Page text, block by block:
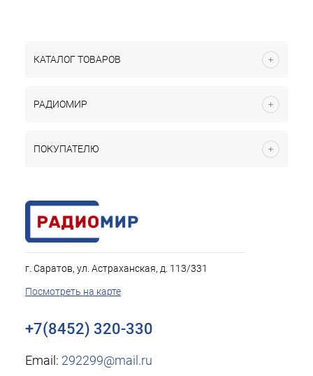
КАТАЛОГ ТОВАРОВ
РАДИОМИР
ПОКУПАТЕЛЮ
г. Саратов, ул. Астраханская, д. 113/331
Посмотреть на карте
+7(8452) 320-330
Email: 292299@mail.ru